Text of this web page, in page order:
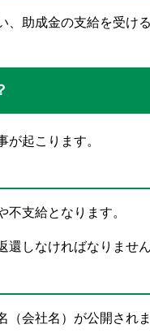
、助成金の支給を受け
起こります。
支給となります。
しなければなりません
会社名）が公開されま